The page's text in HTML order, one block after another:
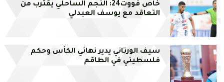
خاص فووت24: النجم الساحلي يقترب من
التعاقد مع يوسف العبدلي
سيف الورتاني يدير نهائي الكأس وحكم
فلسطيني في الطاقم